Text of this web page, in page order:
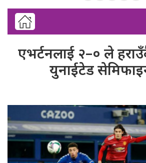
एभर्टनलाई २–० ले
युनाईटेड